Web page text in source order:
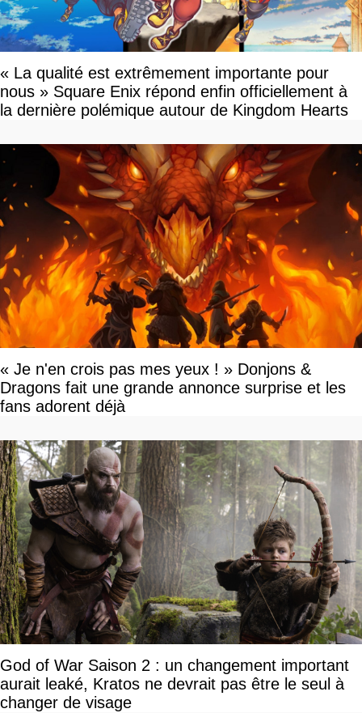
« La qualité est extrêmement importante pour
nous » Square Enix répond enfin officiellement à
la dernière polémique autour de Kingdom Hearts
« Je n'en crois pas mes yeux ! » Donjons &
Dragons fait une grande annonce surprise et les
fans adorent déjà
God of War Saison 2 : un changement important
aurait leaké, Kratos ne devrait pas être le seul à
changer de visage